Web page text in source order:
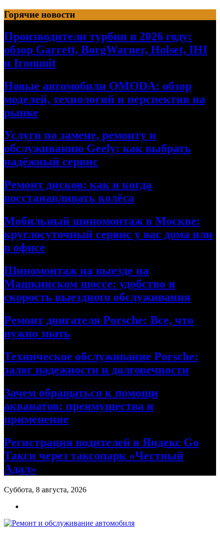
Перейти
к
содержимому
Горячие новости
Производители турбин в 2026 году:
обзор Garrett, BorgWarner, Holset, IHI
и Ironunit
Новые автомобили OMODA: обзор
моделей, технологий и перспектив на
рынке
Услуги по замене, ремонту и
обслуживанию Geely: как выбрать
надёжный сервис
Ремонт дисков: как и когда
восстанавливать колёса
Мобильный шиномонтаж в Москве:
круглосуточный сервис у вас дома или
в офисе
Шиномонтаж на выезде на
Машкинском шоссе: удобство и
скорость выездного обслуживания
Ремонт двигателя Porsche: Все, что
нужно знать
Техническое обслуживание Porsche:
залог надежности и долговечности
Зачем обращаться к помощи
акванатов: преимущества и
применение
Регистрация водителей в Яндекс Go
Такси через таксопарк «Честный
Адал»
Суббота, 8 августа, 2026